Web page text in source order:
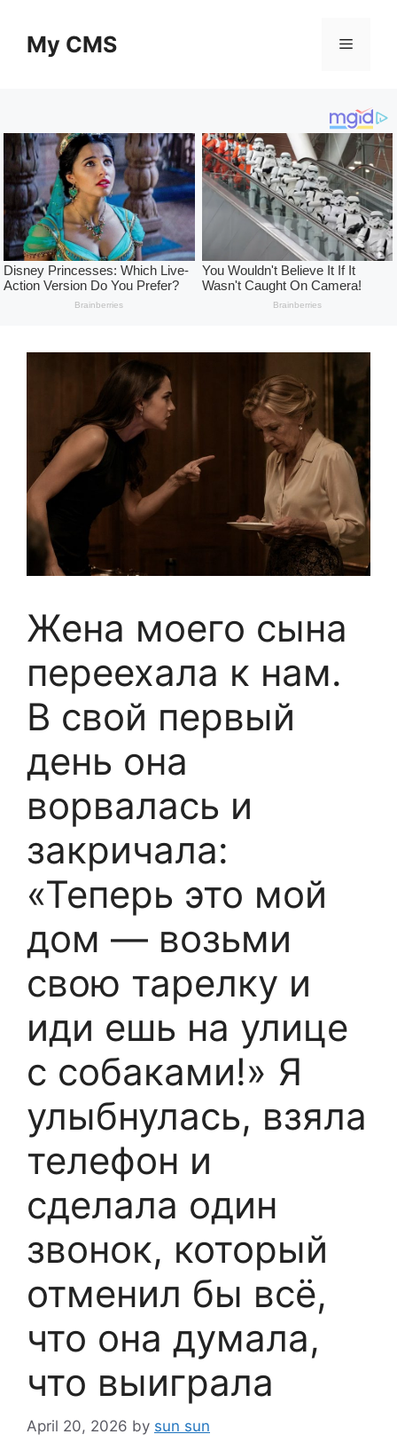
contentMy CMS Menu
Жена моего сына
переехала к нам.
В свой первый
день она
ворвалась и
закричала:
«Теперь это мой
дом — возьми
свою тарелку и
иди ешь на улице
с собаками!» Я
улыбнулась, взяла
телефон и
сделала один
звонок, который
отменил бы всё,
что она думала,
что выиграла
April 20, 2026 by sun sun